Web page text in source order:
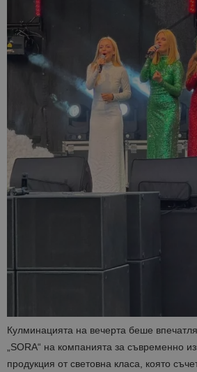
Кулминацията на вечерта беше
„SORA“ на компанията за съвременно
продукция от световна класа, която